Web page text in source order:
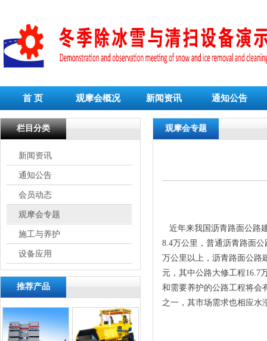
首 页 观摩会概况 新闻资讯 通知公告
栏目分类
新闻资讯
通知公告
会员动态
观摩会专题
施工与养护
设备应用
推荐产品
观摩会专题
近年来我国沥青路面公路
8.4万公里，普通沥青路面
万公里以上，沥青路面公路
元，其中公路大修工程16.7
和需要养护的公路工程将会
之一，其市场需求也相应水